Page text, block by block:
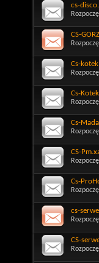
cs-
CS-
Cs-
Cs-
Cs-
CS-
Cs-
cs-
CS-